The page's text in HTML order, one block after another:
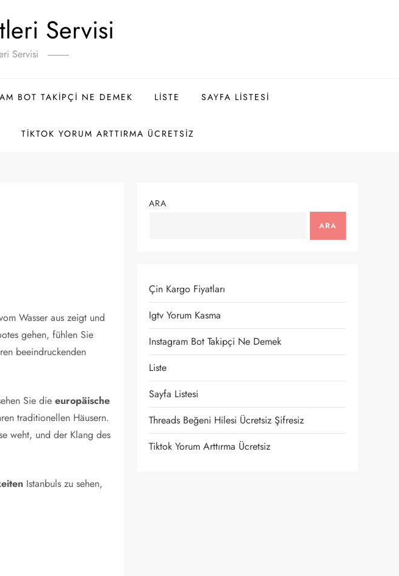
Servisi
Servisi
BOT TAKIPÇI NE DEMEK LISTE SAYFA LISTESI
TIKTOK YORUM ARTTIRMA ÜCRETSIZ
Wasser aus zeigt und
gehen, fühlen Sie
beeindruckenden
Sie dieeuropäische
traditionellen Häusern.
weht, und der Klang des
Istanbuls zu sehen,
ARA
ARA
Çin Kargo Fiyatları
Igtv Yorum Kasma
Instagram Bot Takipçi Ne Demek
Liste
Sayfa Listesi
Threads Beğeni Hilesi Ücretsiz Şifresiz
Tiktok Yorum Arttırma Ücretsiz